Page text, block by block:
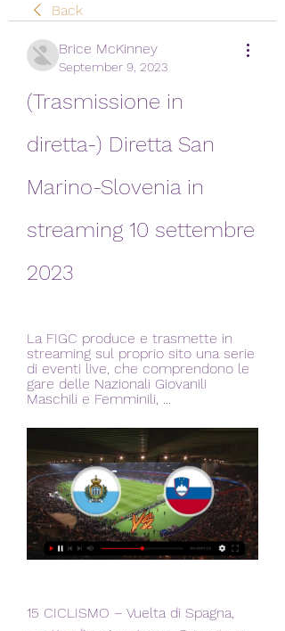
Back
Brice McKinney
September 9, 2023
(Trasmissione in
diretta-) Diretta San
Marino-Slovenia in
streaming 10 settembre
2023
La FIGC produce e trasmette in
streaming sul proprio sito una serie
di eventi live, che comprendono le
gare delle Nazionali Giovanili
Maschili e Femminili, ...
15 CICLISMO – Vuelta di Spagna,